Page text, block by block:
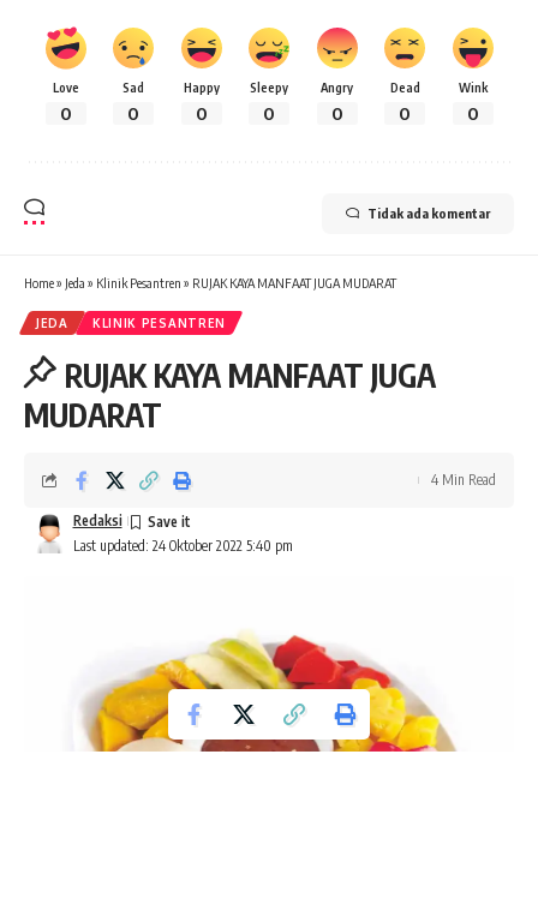
Love
0
Sad
0
Happy
0
Sleepy
0
Angry
0
Dead
0
Wink
0
Tidak ada komentar
Home» Jeda » Klinik Pesantren » RUJAK KAYA MANFAAT JUGA MUDARAT
JEDA KLINIK PESANTREN
RUJAK KAYA MANFAAT JUGA
MUDARAT
Last updated: 24 Oktober 2022 5:40 pm
Redaksi
4 Min Read